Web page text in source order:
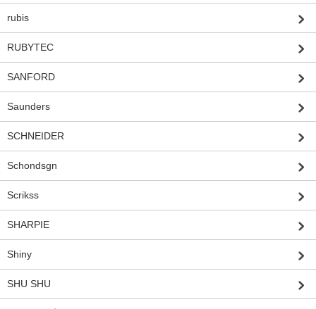
rubis
RUBYTEC
SANFORD
Saunders
SCHNEIDER
Schondsgn
Scrikss
SHARPIE
Shiny
SHU SHU